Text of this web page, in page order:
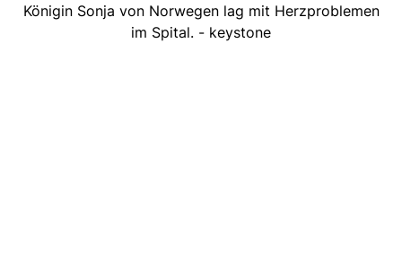
Königin Sonja von Norwegen lag mit Herzproblemen
im Spital. - keystone